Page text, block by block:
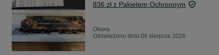
836 zł z Pakietem Ochronnym
Oława
Odświeżono dnia 06 sierpnia 2026